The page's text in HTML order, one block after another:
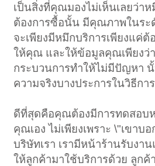
เป็นสิ่งที่ึคุณมองไม่เห็นเลยว่า
ต้องการซื้อนั้น มีคุณภาพในระ
จะเพียงมีหมึกบริการเพียงแค่ต้
ให้คุณ และให้ข้อมูลคุณเพียงว่
กระบวนการทำให้ไม่มีปัญหา
ความจริงบางประการในวิธีกา
ดีที่สุดคือคุณต้องมีการทดสอบ
คุณเอง ไม่เพียงเพราะ \"เขาบ
บริษัทเรา เรามีหน้าร้านรับงา
ให้ลูกค้ามาใช้บริการด้วย ลูกค้